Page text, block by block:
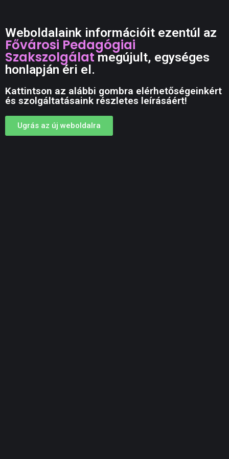
Weboldalaink információit ezentúl az
Fővárosi Pedagógiai
Szakszolgálatmegújult, egységes
honlapján éri el.
Kattintson az alábbi gombra elérhetőségeinkért
és szolgáltatásaink részletes leírásáért!
Ugrás az új weboldalra